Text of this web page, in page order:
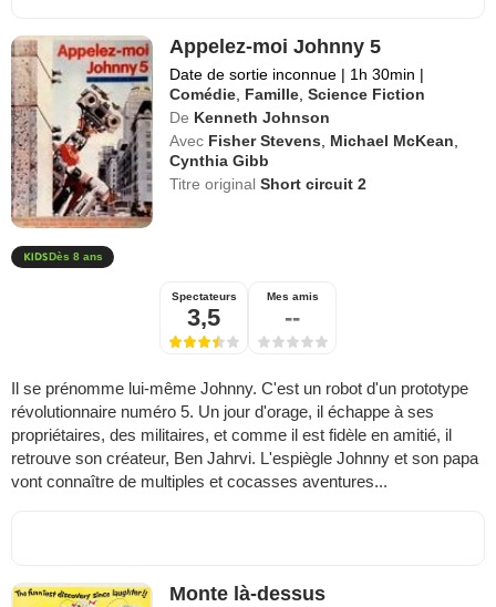
Appelez-moi Johnny 5
Date de sortie inconnue | 1h 30min |
Comédie Famille ,Science Fiction
De Kenneth Johnson
Avec Fisher Stevens Michael McKean
Cynthia Gibb
Titre originalShort circuit 2
Dès 8 ans
Spectateurs
3,5
Mes amis
--
Il se prénomme lui-même Johnny. C'est un robot d'un prototype
révolutionnaire numéro 5. Un jour d'orage, il échappe à ses
propriétaires, des militaires, et comme il est fidèle en amitié, il
retrouve son créateur, Ben Jahrvi. L'espiègle Johnny et son papa
vont connaître de multiples et cocasses aventures...
Monte là-dessus